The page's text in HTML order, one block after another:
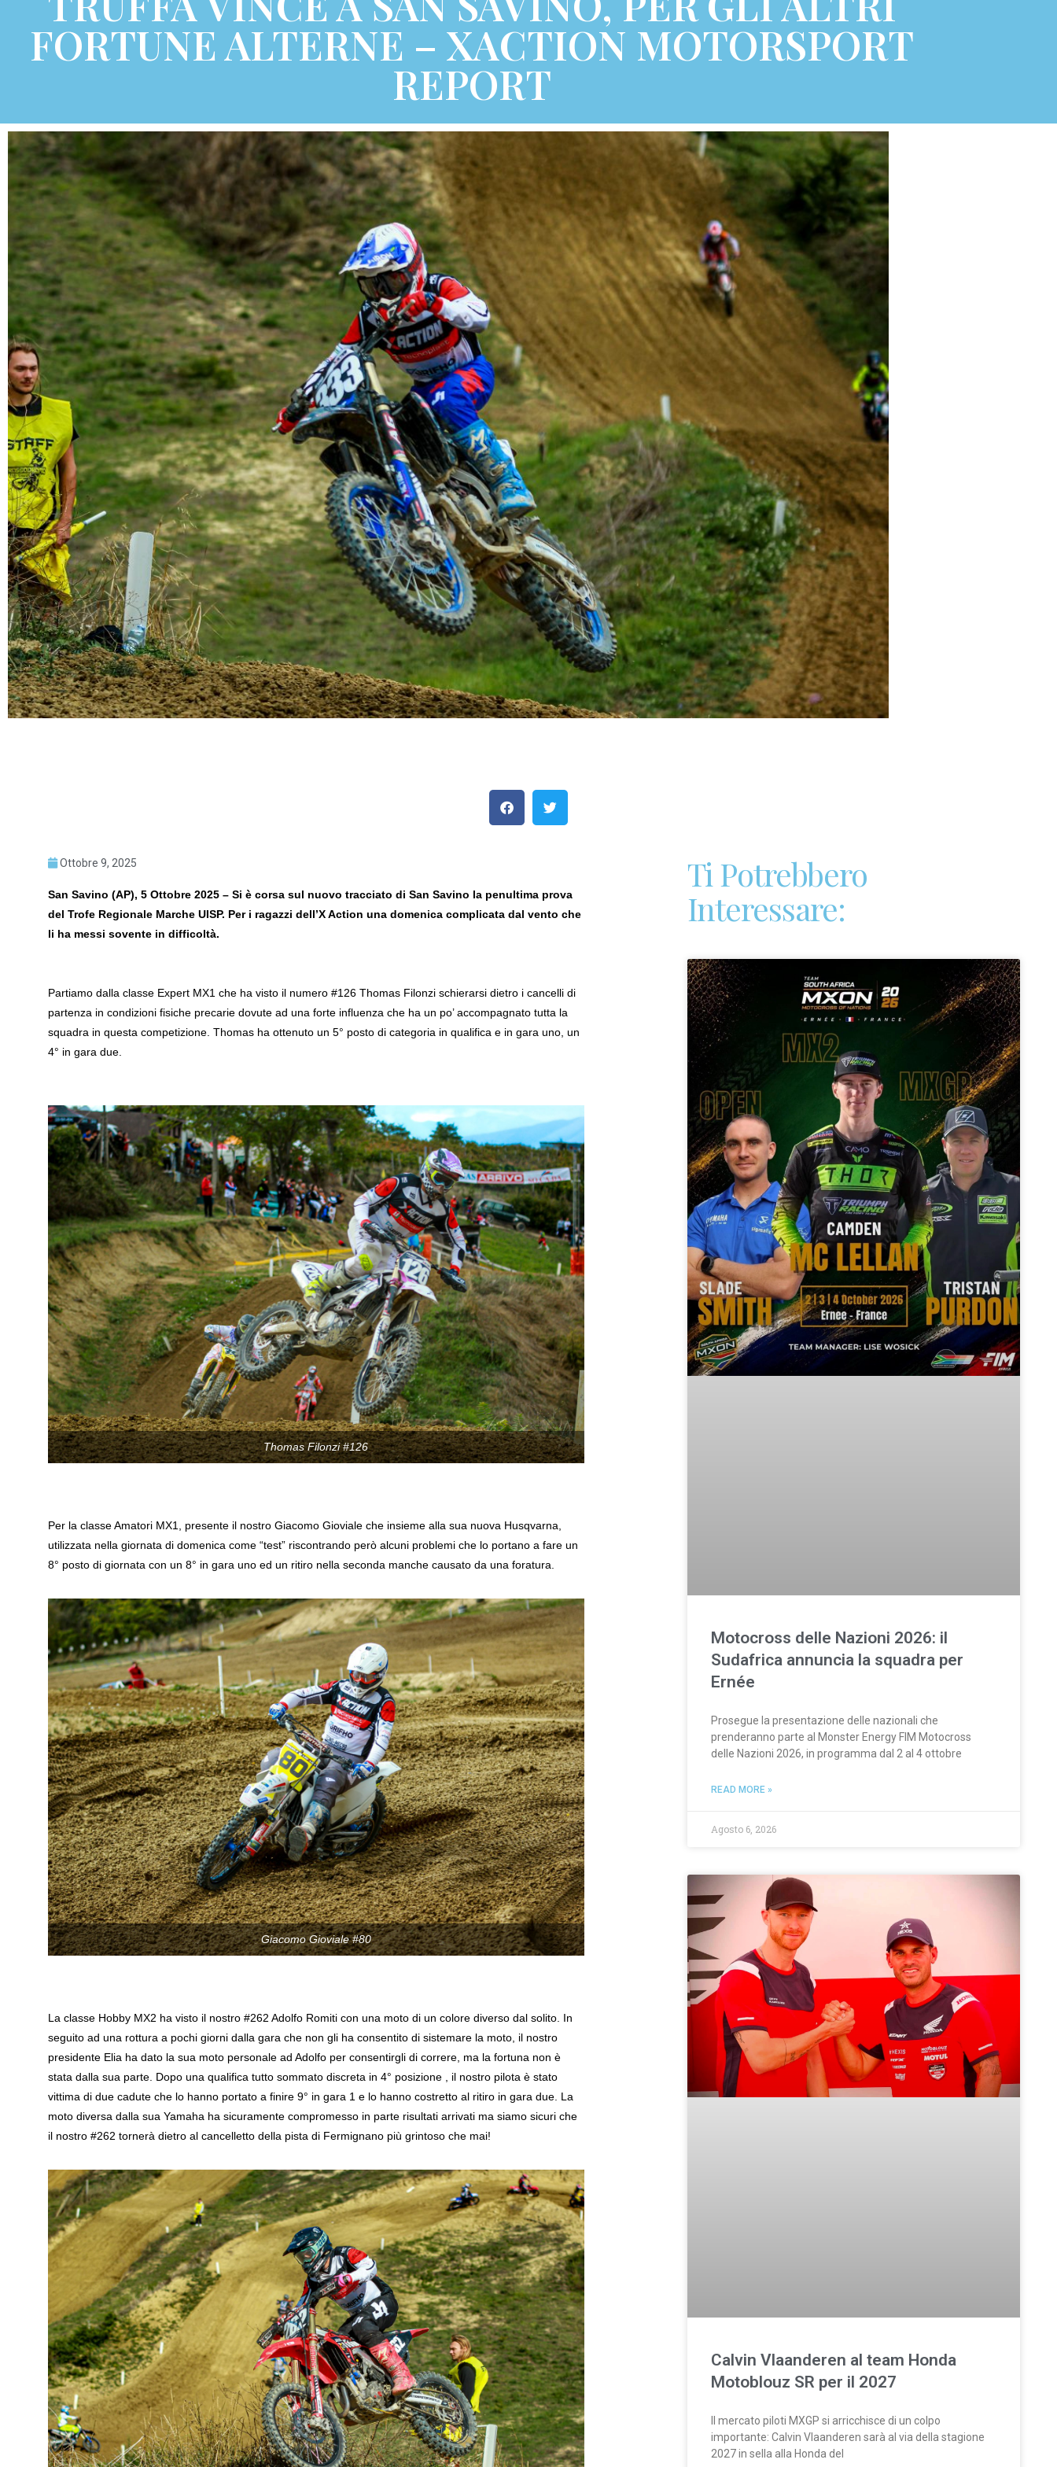
FORTUNE ALTERNE – XACTION MOTORSPORT
REPORT
Ottobre 9, 2025
San Savino (AP), 5 Ottobre 2025 – Si è corsa sul nuovo tracciato di San Savino la penultima prova
del Trofe Regionale Marche UISP. Per i ragazzi dell’X Action una domenica complicata dal vento che
li ha messi sovente in difficoltà.
Partiamo dalla classe Expert MX1 che ha visto il numero #126 Thomas Filonzi schierarsi dietro i cancelli di
partenza in condizioni fisiche precarie dovute ad una forte influenza che ha un po’ accompagnato tutta la
squadra in questa competizione. Thomas ha ottenuto un 5° posto di categoria in qualifica e in gara uno, un
4° in gara due.
Thomas Filonzi #126
Per la classe Amatori MX1, presente il nostro Giacomo Gioviale che insieme alla sua nuova Husqvarna,
utilizzata nella giornata di domenica come “test” riscontrando però alcuni problemi che lo portano a fare un
8° posto di giornata con un 8° in gara uno ed un ritiro nella seconda manche causato da una foratura.
Giacomo Gioviale #80
La classe Hobby MX2 ha visto il nostro #262 Adolfo Romiti con una moto di un colore diverso dal solito. In
seguito ad una rottura a pochi giorni dalla gara che non gli ha consentito di sistemare la moto, il nostro
presidente Elia ha dato la sua moto personale ad Adolfo per consentirgli di correre, ma la fortuna non è
stata dalla sua parte. Dopo una qualifica tutto sommato discreta in 4° posizione , il nostro pilota è stato
vittima di due cadute che lo hanno portato a finire 9° in gara 1 e lo hanno costretto al ritiro in gara due. La
moto diversa dalla sua Yamaha ha sicuramente compromesso in parte risultati arrivati ma siamo sicuri che
il nostro #262 tornerà dietro al cancelletto della pista di Fermignano più grintoso che mai!
Ti Potrebbero
Interessare:
Motocross delle Nazioni 2026: il
Sudafrica annuncia la squadra per
Ernée
Prosegue la presentazione delle nazionali che
prenderanno parte al Monster Energy FIM Motocross
delle Nazioni 2026, in programma dal 2 al 4 ottobre
READ MORE »
Agosto 6, 2026
Calvin Vlaanderen al team Honda
Motoblouz SR per il 2027
Il mercato piloti MXGP si arricchisce di un colpo
importante: Calvin Vlaanderen sarà al via della stagione
2027 in sella alla Honda del